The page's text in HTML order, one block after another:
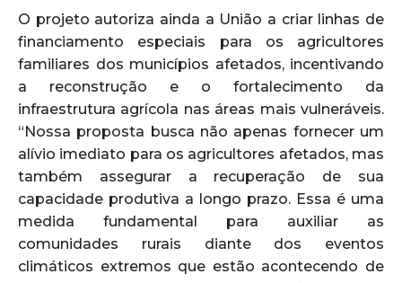
O projeto autoriza ainda a União a criar linhas de
financiamento especiais para os agricultores
familiares dos municípios afetados, incentivando
a reconstrução e o fortalecimento da
infraestrutura agrícola nas áreas mais vulneráveis.
“Nossa proposta busca não apenas fornecer um
alívio imediato para os agricultores afetados, mas
também assegurar a recuperação de sua
capacidade produtiva a longo prazo. Essa é uma
medida fundamental para auxiliar as
comunidades rurais diante dos eventos
climáticos extremos que estão acontecendo de